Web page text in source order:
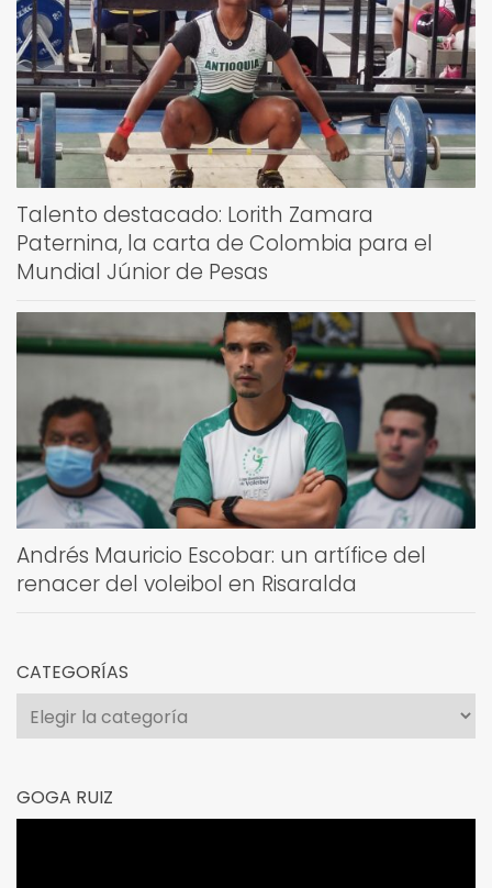
Talento destacado: Lorith Zamara
Paternina, la carta de Colombia para el
Mundial Júnior de Pesas
Andrés Mauricio Escobar: un artífice del
renacer del voleibol en Risaralda
CATEGORÍAS
Categorías
GOGA RUIZ